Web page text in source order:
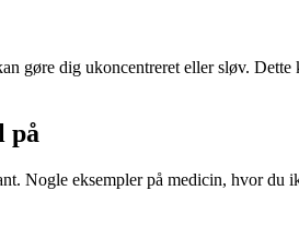
gøre dig ukoncentreret eller sløv.
på
Nogle eksempler på medicin, hvor